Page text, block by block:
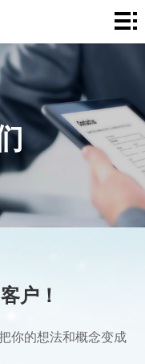
户！
你的想法和概念变成